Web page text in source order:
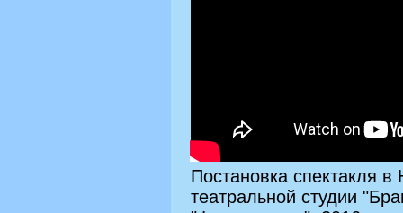
Постановка спектакля в
театральной студии